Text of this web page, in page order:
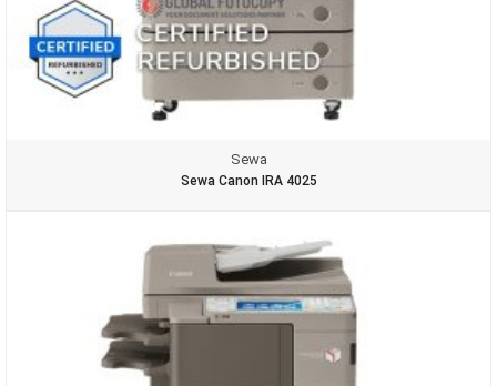
Sewa
Sewa Canon IRA 4025